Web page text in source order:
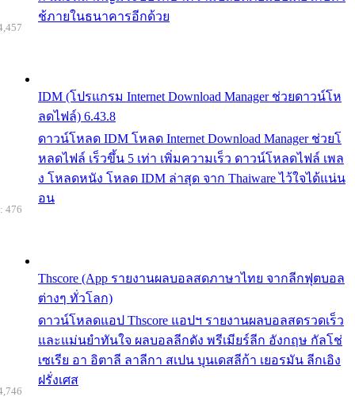
ช้ภายในธนาคารอีกด้วย
IDM (โปรแกรม Internet Download Manager ช่วยดาวน์โห
ลดไฟล์) 6.43.8
ดาวน์โหลด IDM โหลด Internet Download Manager ช่วยโ
หลดไฟล์ เร็วขึ้น 5 เท่า เพิ่มความเร็ว ดาวน์โหลดไฟล์ เพล
ง โหลดหนัง โหลด IDM ล่าสุด จาก Thaiware ไว้ใจได้แน่น
อน
Thscore (App รายงานผลบอลสดภาษาไทย จากลีกฟุตบอล
ต่างๆ ทั่วโลก)
ดาวน์โหลดแอป Thscore แอปฯ รายงานผลบอลสดรวดเร็ว
และแม่นยำทันใจ ผลบอลลีกดัง พรีเมียร์ลีก อังกฤษ กัลโช่
เซเรีย อา อิตาลี ลาลีกา สเปน บุนเดสลีก้า เยอรมัน ลีกเอิง
ฝรั่งเศส
476